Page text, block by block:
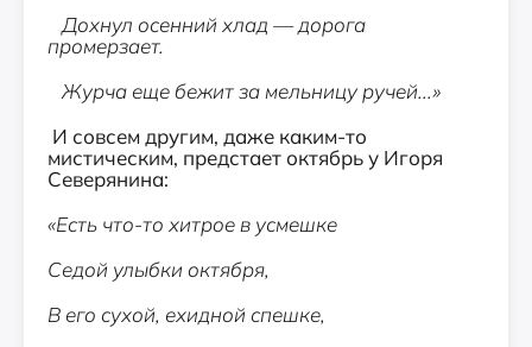
Дохнул осенний хлад — дорога
промерзает.
Журча еще бежит за мельницу ручей...»
И совсем другим, даже каким-то
мистическим, предстает октябрь у Игоря
Северянина:
«Есть что-то хитрое в усмешке
Седой улыбки октября,
В его сухой, ехидной спешке,